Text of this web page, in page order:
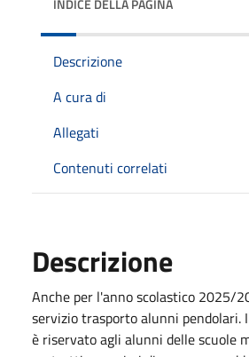
Descrizione
A cura di
Allegati
Contenuti correlati
Descrizione
Anche per l'anno scolastico 2025/
servizio trasporto alunni pendolari.
è riservato agli alunni delle scuole